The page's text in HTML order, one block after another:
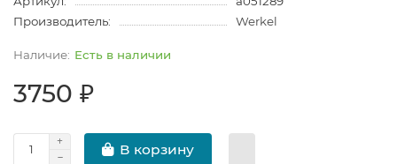
Производитель:
Werkel
Есть в наличии
3750 ₽
В корзину